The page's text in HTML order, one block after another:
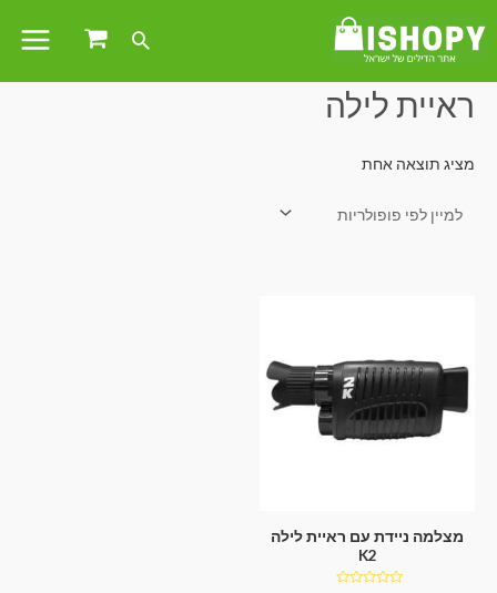
עמוד הבית/ מוצרים המתויגים “ראיית לילה”
ראיית לילה
מציג תוצאה אחת
מצלמה ניידת עם ראיית לילה
K2